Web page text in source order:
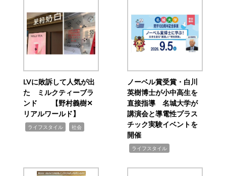
LVに敗訴して人気が出
た ミルクティーブラ
ンド 【野村義樹✕
リアルワールド】
ライフスタイル 社会
ノーベル賞受賞・白川
英樹博士が小中高生を
直接指導 名城大学が
講演会と導電性プラス
チック実験イベントを
開催
ライフスタイル